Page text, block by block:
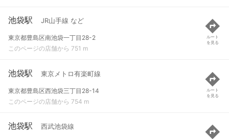
池袋駅 JR山手線 など
東京都豊島区南池袋一丁目28-2
このページの店舗から 751 m
ルート
を見る
池袋駅 東京メトロ有楽町線
東京都豊島区西池袋三丁目28-14
このページの店舗から 754 m
ルート
を見る
池袋駅 西武池袋線